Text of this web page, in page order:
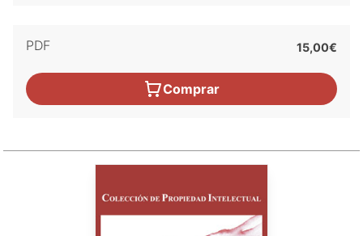
PDF 15,00€
Comprar